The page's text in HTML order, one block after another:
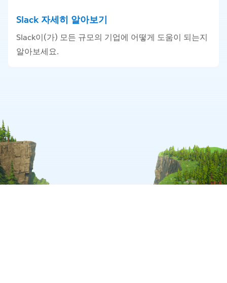
Slack 자세히 알아보기
Slack이(가) 모든 규모의 기업에 어떻게 도움이 되는지
알아보세요.